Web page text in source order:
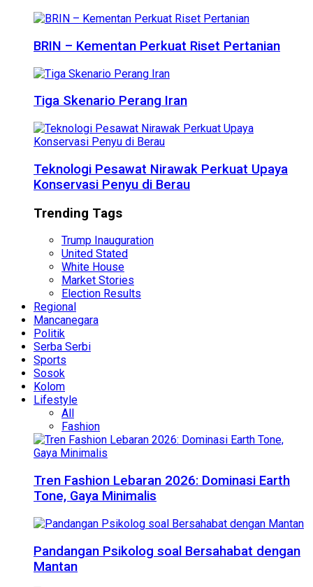
BRIN – Kementan Perkuat Riset Pertanian
Tiga Skenario Perang Iran
Teknologi Pesawat Nirawak Perkuat Upaya
Konservasi Penyu di Berau
Trending Tags
Trump Inauguration
United Stated
White House
Market Stories
Election Results
Regional
Mancanegara
Politik
Serba Serbi
Sports
Sosok
Kolom
Lifestyle
All
Fashion
Tren Fashion Lebaran 2026: Dominasi Earth
Tone, Gaya Minimalis
Pandangan Psikolog soal Bersahabat dengan
Mantan